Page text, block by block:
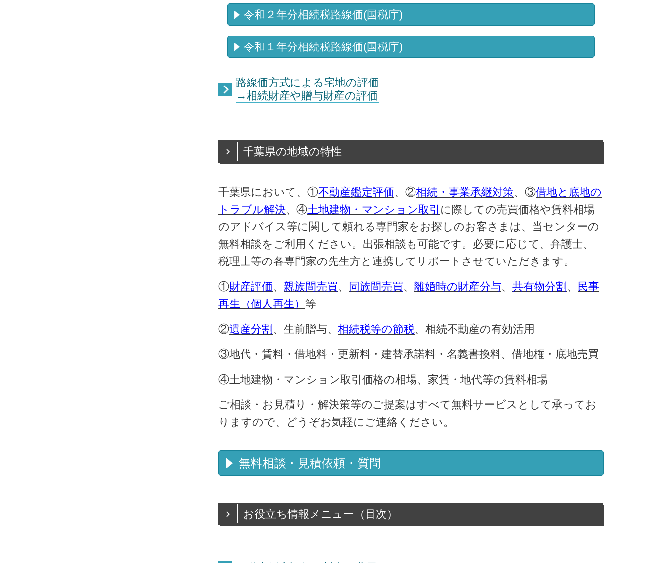
令和２年分相続税路線価(国税庁)
令和１年分相続税路線価(国税庁)
路線価方式による宅地の評価
→相続財産や贈与財産の評価
千葉県の地域の特性
千葉県に おいて、①不動産鑑定評価、②相続・事業承継対策、③借地と底地の
トラブル解決、④土地建物・マンション取引 に際しての売買価格や賃料相場
のアドバイス等に関して頼れる専門家をお探しのお客さまは、当センターの
無料相談をご利用ください。出張相談も可能です。必要に応じて、弁護士、
税理士等の各専門家の先生方と連携してサポートさせていただきます。
①財産評価、 親族間売買、 同族間売買、 離婚時の財産分与、 共有物分割 、
民事
再生（個人再生） 等
②遺産分割 、生前贈与、 相続税等の節税、相続不動産の有効活用
③地代・賃料・借地料・更新料・建替承諾料・名義書換料、借地権・底地売買
④土地建物・マンション取引価格の相場、家賃・地代等の賃料相場
ご相談・お見積り・解決策等のご提案はすべて無料サービスとして承ってお
りますので、どうぞお気軽にご連絡ください。
無料相談・見積依頼・質問
お役立ち情報メニュー（目次）